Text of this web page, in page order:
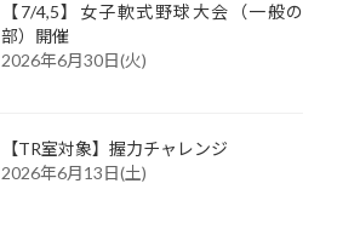
【7/4,5】女子軟式野球大会（一般の
部）開催
2026年6月30日(火)
【TR室対象】握力チャレンジ
2026年6月13日(土)